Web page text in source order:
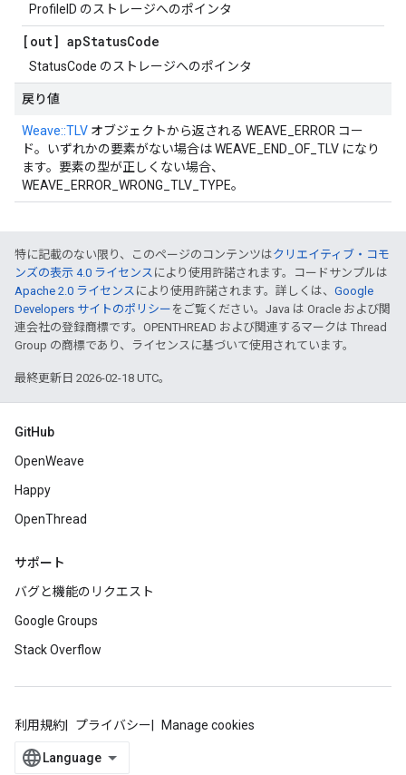
ProfileID のストレージへのポインタ
[out] apStatusCode
StatusCode のストレージへのポインタ
戻り値
Weave::TLV オブジェクトから返される WEAVE_ERROR コー
ド。いずれかの要素がない場合は WEAVE_END_OF_TLV になり
ます。要素の型が正しくない場合、
WEAVE_ERROR_WRONG_TLV_TYPE。
特に記載のない限り、このページのコンテンツはクリエイティブ・コモ
ンズの表示 4.0 ライセンス により使用許諾されます。コードサンプルは
Apache 2.0 ライセンス により使用許諾されます。詳しくは、 Google
Developers サイトのポリシー をご覧ください。Java は Oracle および関
連会社の登録商標です。OPENTHREAD および関連するマークは Thread
Group の商標であり、ライセンスに基づいて使用されています。
最終更新日 2026-02-18 UTC。
GitHub
OpenWeave
Happy
OpenThread
サポート
バグと機能のリクエスト
Google Groups
Stack Overflow
利用規約 プライバシー Manage cookies